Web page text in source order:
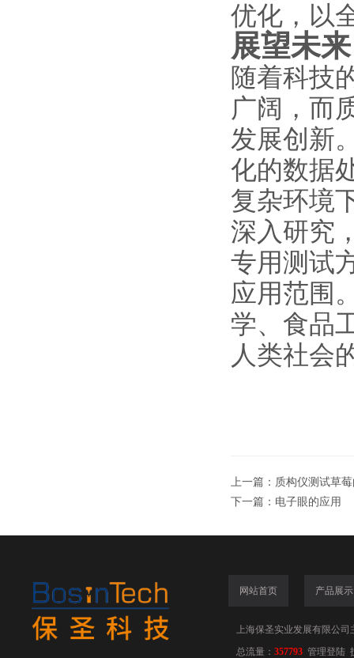
优化，以
展望未
随着科技
广阔，而
发展创新
化的数据
复杂环境
深入研究
专用测试
应用范围
学、食品
人类社会
上一篇： 质构仪测试草
下一篇： 电子眼的应用
网站首页 产品展示
上海保圣实业发展有限公司
总流量： 357793 管理登陆